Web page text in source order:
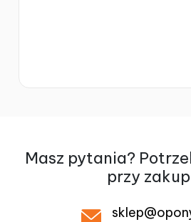
Masz pytania?
przy